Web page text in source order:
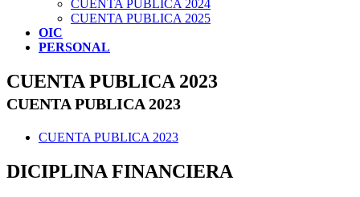
CUENTA PUBLICA 2024
CUENTA PUBLICA 2025
OIC
PERSONAL
CUENTA PUBLICA 2023
CUENTA PUBLICA 2023
CUENTA PUBLICA 2023
DICIPLINA FINANCIERA